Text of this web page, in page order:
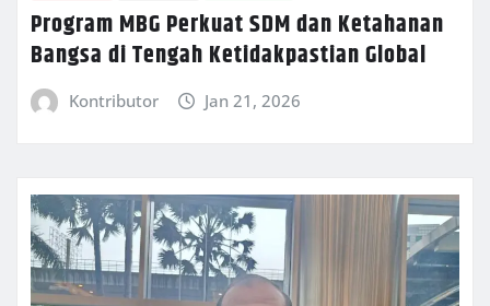
Program MBG Perkuat SDM dan Ketahanan
Bangsa di Tengah Ketidakpastian Global
Kontributor Jan 21, 2026